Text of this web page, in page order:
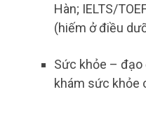
Hàn; IELTS/
(hiếm ở điều
Sức khỏe –
khám sức khỏe